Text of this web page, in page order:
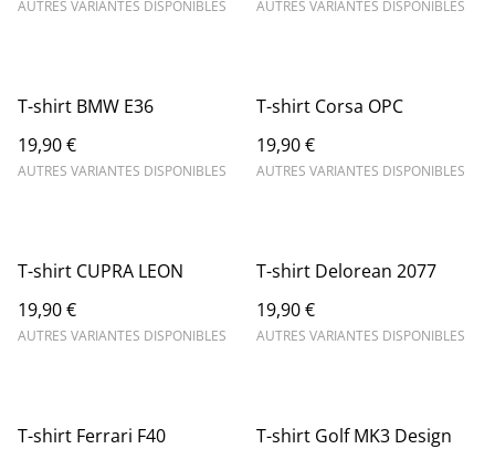
AUTRES VARIANTES DISPONIBLES AUTRES VARIANTES DISPONIBLES
T-shirt BMW E36
19,90 €
AUTRES VARIANTES DISPONIBLES
T-shirt Corsa OPC
19,90 €
AUTRES VARIANTES DISPONIBLES
T-shirt CUPRA LEON
19,90 €
AUTRES VARIANTES DISPONIBLES
T-shirt Delorean 2077
19,90 €
AUTRES VARIANTES DISPONIBLES
T-shirt Ferrari F40
T-shirt Golf MK3 Design